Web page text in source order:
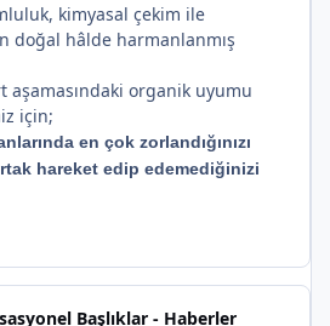
kimyasal çekim ile
doğal hâlde harmanlanmış
aşamasındaki organik uyumu
için;
en çok zorlandığınızı
hareket edip edemediğinizi
Başlıklar - Haberler